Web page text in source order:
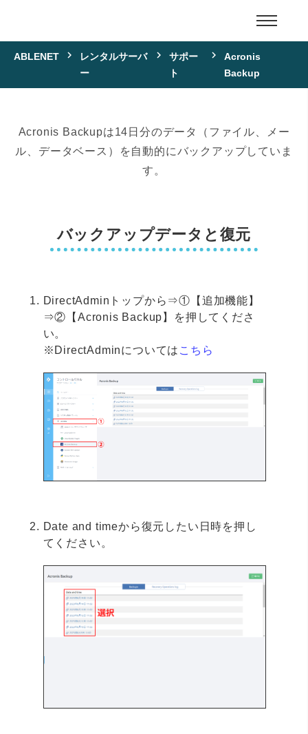
ABLENET
レンタルサーバ
ー
サポー
ト
Acronis
Backup
Acronis Backupは14日分のデータ（ファイル、メー
ル、データベース）を自動的にバックアップしていま
す。
バックアップデータと復元
DirectAdminトップから⇒①【追加機能】
⇒②【Acronis Backup】を押してくださ
い。
※DirectAdminについては こちら
Date and timeから復元したい日時を押し
てください。